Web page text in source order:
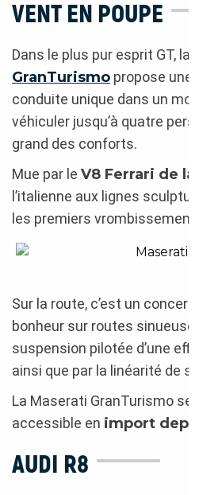
VENT EN POUPE
Dans le plus pur esprit GT, la
GranTurismo propose une
conduite unique dans un modèle
véhiculer jusqu’à quatre
grand des conforts.
Mue par le V8 Ferrari de la
l’italienne aux lignes
les premiers vrombissements de
Sur la route, c’est un concerto.
bonheur sur routes sinueuses,
suspension pilotée d’une
ainsi que par la linéarité de sa
La Maserati GranTurismo se
accessible en import depuis
AUDI R8